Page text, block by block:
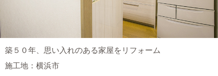
築５０年、思い入れのある家屋をリフォーム
施工地：横浜市